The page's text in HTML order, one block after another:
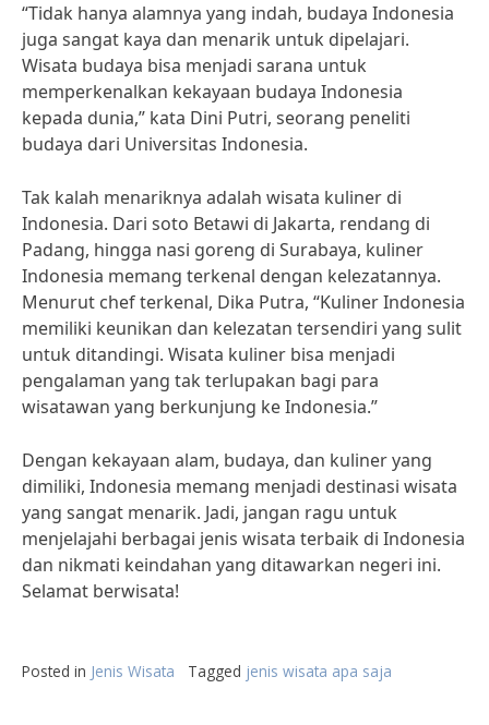
“Tidak hanya alamnya yang indah, budaya Indonesia
juga sangat kaya dan menarik untuk dipelajari.
Wisata budaya bisa menjadi sarana untuk
memperkenalkan kekayaan budaya Indonesia
kepada dunia,” kata Dini Putri, seorang peneliti
budaya dari Universitas Indonesia.
Tak kalah menariknya adalah wisata kuliner di
Indonesia. Dari soto Betawi di Jakarta, rendang di
Padang, hingga nasi goreng di Surabaya, kuliner
Indonesia memang terkenal dengan kelezatannya.
Menurut chef terkenal, Dika Putra, “Kuliner Indonesia
memiliki keunikan dan kelezatan tersendiri yang sulit
untuk ditandingi. Wisata kuliner bisa menjadi
pengalaman yang tak terlupakan bagi para
wisatawan yang berkunjung ke Indonesia.”
Dengan kekayaan alam, budaya, dan kuliner yang
dimiliki, Indonesia memang menjadi destinasi wisata
yang sangat menarik. Jadi, jangan ragu untuk
menjelajahi berbagai jenis wisata terbaik di Indonesia
dan nikmati keindahan yang ditawarkan negeri ini.
Selamat berwisata!
Posted in Jenis Wisata Tagged jenis wisata apa saja